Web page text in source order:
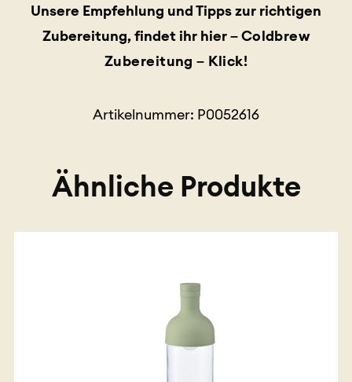
Unsere Empfehlung und Tipps zur richtigen
Zubereitung, findet ihr hier –Coldbrew
Zubereitung – Klick!
Artikelnummer: P0052616
Ähnliche Produkte